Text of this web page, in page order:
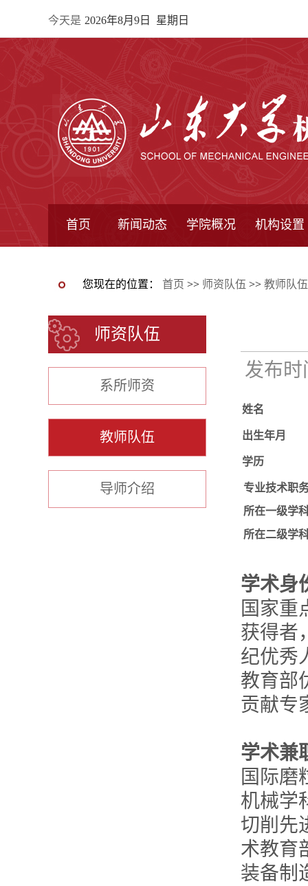
今天是 2026年8月9日 星期日
首页 新闻动态 学院概况 机构设置
您现在的位置： 首页 >> 师资队伍 >> 教师队伍
师资队伍
系所师资
教师队伍
导师介绍
发布
姓名
出生年月
学历
专业技术职
所在一级学
所在二级学
学术身
国家重
获得者
纪优秀
教育部
贡献专
学术兼
国际磨
机械学
切削先
术教育
装备制